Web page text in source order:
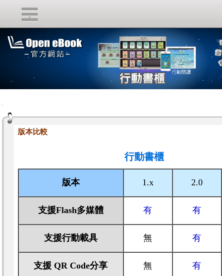
:::
版本比較
行動書櫃
版本 1.x 2.0
支援Flash多媒體 有 有
支援行動載具 無 有
支援 QR Code分享 無 有